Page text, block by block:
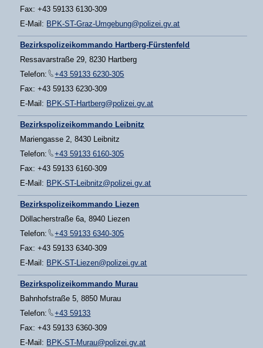
Fax: +43 59133 6130-309
E-Mail: BPK-ST-Graz-Umgebung@polizei.gv.at
Bezirkspolizeikommando Hartberg-Fürstenfeld
Ressavarstraße 29, 8230 Hartberg
Telefon:
+43 59133 6230-305
Fax: +43 59133 6230-309
E-Mail: BPK-ST-Hartberg@polizei.gv.at
Bezirkspolizeikommando Leibnitz
Mariengasse 2, 8430 Leibnitz
Telefon:
+43 59133 6160-305
Fax: +43 59133 6160-309
E-Mail: BPK-ST-Leibnitz@polizei.gv.at
Bezirkspolizeikommando Liezen
Döllacherstraße 6a, 8940 Liezen
Telefon:
+43 59133 6340-305
Fax: +43 59133 6340-309
E-Mail: BPK-ST-Liezen@polizei.gv.at
Bezirkspolizeikommando Murau
Bahnhofstraße 5, 8850 Murau
Telefon:
+43 59133
Fax: +43 59133 6360-309
E-Mail: BPK-ST-Murau@polizei.gv.at